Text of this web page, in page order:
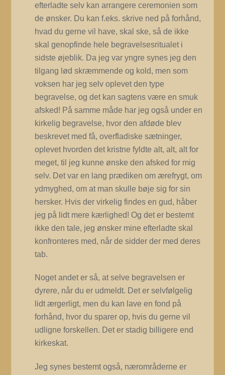
efterladte selv kan arrangere ceremonien som
de ønsker. Du kan f.eks. skrive ned på forhånd,
hvad du gerne vil have, skal ske, så de ikke
skal genopfinde hele begravelsesritualet i
sidste øjeblik. Da jeg var yngre synes jeg den
tilgang lød skræmmende og kold, men som
voksen har jeg selv oplevet den type
begravelse, og det kan sagtens være en smuk
afsked! På samme måde har jeg også under en
kirkelig begravelse, hvor den afdøde blev
beskrevet med få, overfladiske sætninger,
oplevet hvorden det kristne fyldte alt, alt, alt for
meget, til jeg kunne ønske den afsked for mig
selv. Det var en lang prædiken om ærefrygt, om
ydmyghed, om at man skulle bøje sig for sin
hersker. Hvis der virkelig findes en gud, håber
jeg på lidt mere kærlighed! Og det er bestemt
ikke den tale, jeg ønsker mine efterladte skal
konfronteres med, når de sidder der med deres
tab.
Noget andet er så, at selve begravelsen er
dyrere, når du er udmeldt. Det er selvfølgelig
lidt ærgerligt, men du kan lave en fond på
forhånd, hvor du sparer op, hvis du gerne vil
udligne forskellen. Det er stadig billigere end
kirkeskat.
Jeg synes bestemt også, nærområderne er